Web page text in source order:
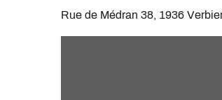
Rue de Médran 38, 1936